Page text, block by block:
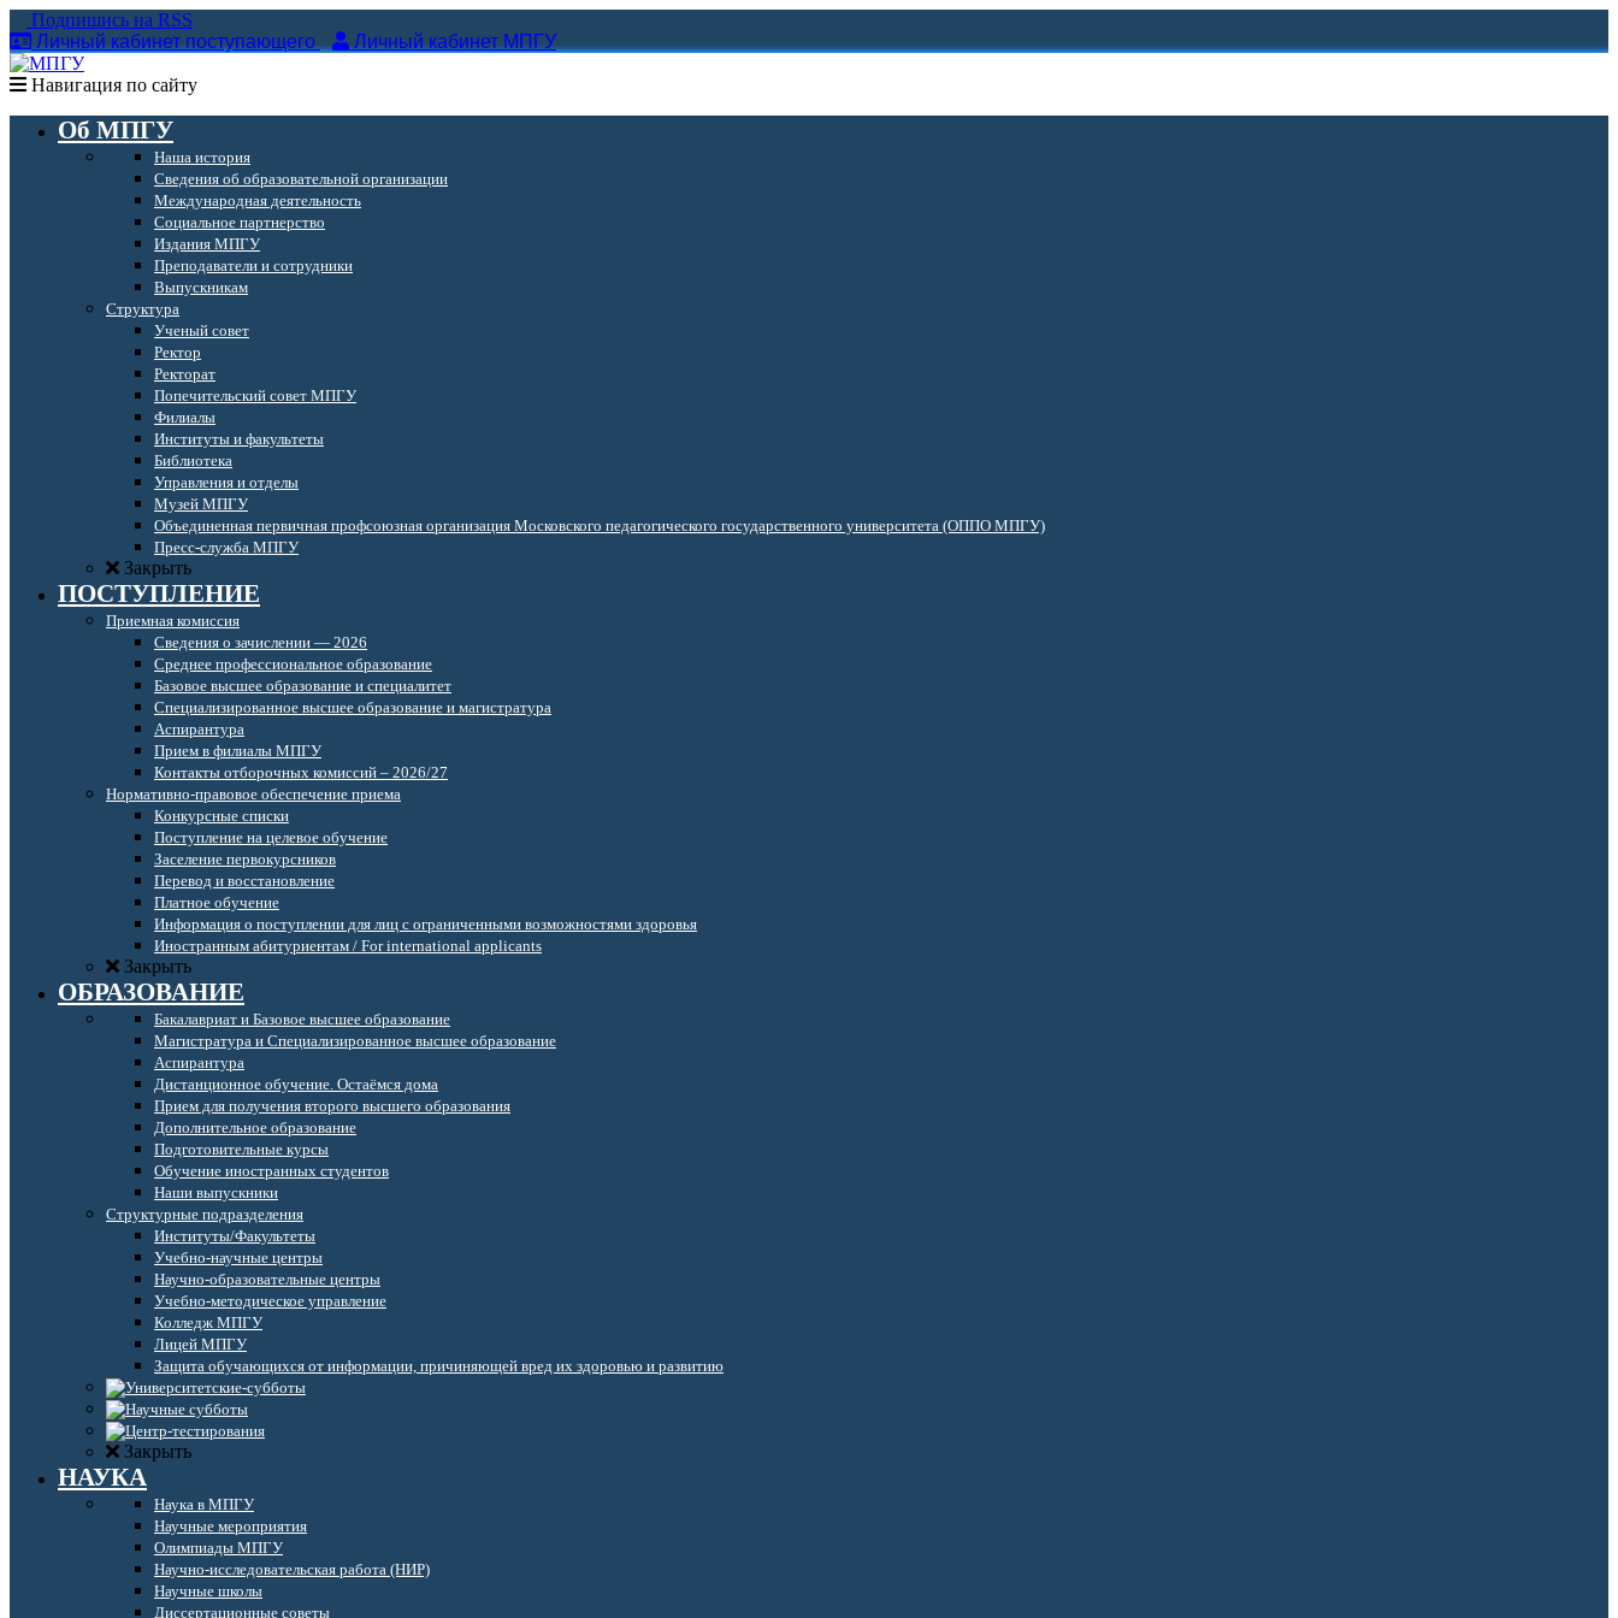
Подпишись на RSS
Личный кабинет поступающего
Личный кабинет МПГУ
Навигация по сайту
Об МПГУ
Наша история
Сведения об образовательной организации
Международная деятельность
Социальное партнерство
Издания МПГУ
Преподаватели и сотрудники
Выпускникам
Структура
Ученый совет
Ректор
Ректорат
Попечительский совет МПГУ
Филиалы
Институты и факультеты
Библиотека
Управления и отделы
Музей МПГУ
Объединенная первичная профсоюзная организация Московского педагогического государственного университета (ОППО МПГУ)
Пресс-служба МПГУ
Закрыть
ПОСТУПЛЕНИЕ
Приемная комиссия
Сведения о зачислении — 2026
Среднее профессиональное образование
Базовое высшее образование и специалитет
Специализированное высшее образование и магистратура
Аспирантура
Прием в филиалы МПГУ
Контакты отборочных комиссий – 2026/27
Нормативно-правовое обеспечение приема
Конкурсные списки
Поступление на целевое обучение
Заселение первокурсников
Перевод и восстановление
Платное обучение
Информация о поступлении для лиц с ограниченными возможностями здоровья
Иностранным абитуриентам / For international applicants
Закрыть
ОБРАЗОВАНИЕ
Бакалавриат и Базовое высшее образование
Магистратура и Специализированное высшее образование
Аспирантура
Дистанционное обучение. Остаёмся дома
Прием для получения второго высшего образования
Дополнительное образование
Подготовительные курсы
Обучение иностранных студентов
Наши выпускники
Структурные подразделения
Институты/Факультеты
Учебно-научные центры
Научно-образовательные центры
Учебно-методическое управление
Колледж МПГУ
Лицей МПГУ
Защита обучающихся от информации, причиняющей вред их здоровью и развитию
Закрыть
НАУКА
Наука в МПГУ
Научные мероприятия
Олимпиады МПГУ
Научно-исследовательская работа (НИР)
Научные школы
Диссертационные советы